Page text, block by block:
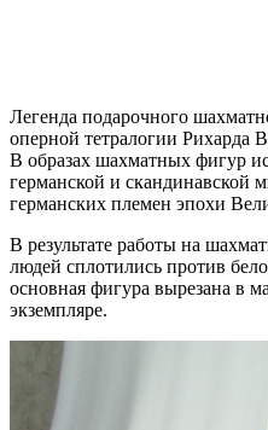
Легенда подарочного
оперной тетралогии Рихарда
В образах шахматных фигур
германской и скандинавской
германских племен эпохи
В результате работы на
людей сплотились против
основная фигура вырезана в
экземпляре.